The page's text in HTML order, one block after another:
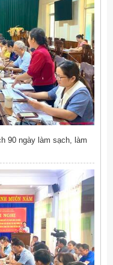
90 ngày làm sạch, làm